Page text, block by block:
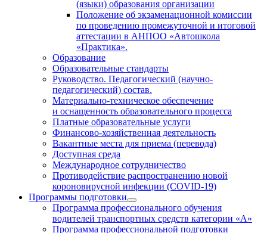
(языки) образования организации
Положение об экзаменационной комиссии
по проведению промежуточной и итоговой
аттестации в АНПОО «Автошкола
«Практика».
Образование
Образовательные стандарты
Руководство. Педагогический (научно-
педагогический) состав.
Материально-техническое обеспечение
и оснащенность образовательного процесса
Платные образовательные услуги
Финансово-хозяйственная деятельность
Вакантные места для приема (перевода)
Доступная среда
Международное сотрудничество
Противодействие распространению новой
короновирусной инфекции (COVID-19)
Программы подготовки
Программа профессионального обучения
водителей транспортных средств категории «А»
Программа профессиональной подготовки